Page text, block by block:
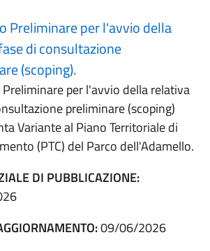
Preliminare per l'avvio della
di consultazione
(scoping).
per l'avvio della relativa
preliminare (scoping)
Variante al Piano Territoriale di
(PTC) del Parco dell'Adamello.
DI PUBBLICAZIONE:
09/06/2026